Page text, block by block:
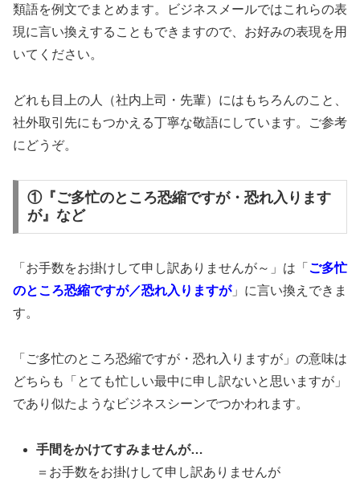
類語を例文でまとめます。ビジネスメールではこれらの表
現に言い換えすることもできますので、お好みの表現を用
いてください。
どれも目上の人（社内上司・先輩）にはもちろんのこと、
社外取引先にもつかえる丁寧な敬語にしています。ご参考
にどうぞ。
①『ご多忙のところ恐縮ですが・恐れ入ります
が』など
「お手数をお掛けして申し訳ありませんが～」は「 ご多忙
のところ恐縮ですが／恐れ入りますが」に言い換えできま
す。
「ご多忙のところ恐縮ですが・恐れ入りますが」の意味は
どちらも「とても忙しい最中に申し訳ないと思いますが」
であり似たようなビジネスシーンでつかわれます。
手間をかけてすみませんが…
＝お手数をお掛けして申し訳ありませんが